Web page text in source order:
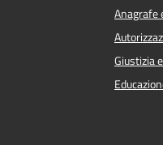
Anagrafe
Giustizia